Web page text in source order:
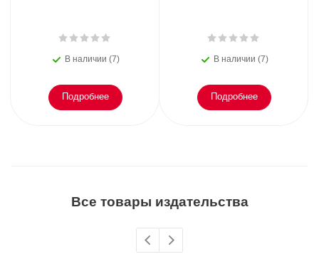
В наличии (7)
Подробнее
В наличии (7)
Подробнее
Все товары издательства